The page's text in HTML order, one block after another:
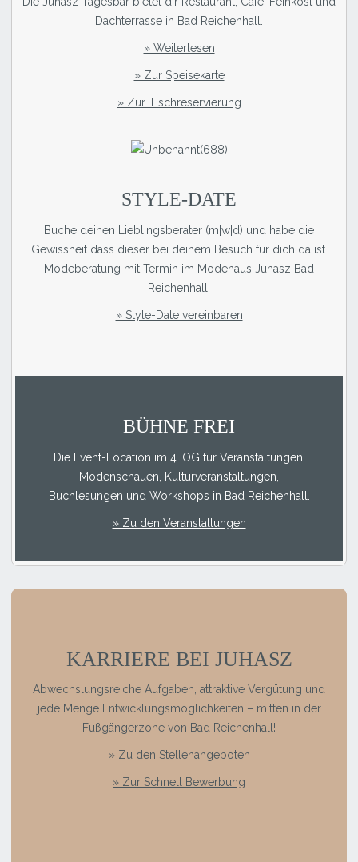
Dachterrasse in Bad Reichenhall.
» Weiterlesen
» Zur Speisekarte
» Zur Tischreservierung
STYLE-DATE
Buche deinen Lieblingsberater (m|w|d) und habe die
Gewissheit dass dieser bei deinem Besuch für dich da ist.
Modeberatung mit Termin im Modehaus Juhasz Bad
Reichenhall.
» Style-Date vereinbaren
BÜHNE FREI
Die Event-Location im 4. OG für Veranstaltungen,
Modenschauen, Kulturveranstaltungen,
Buchlesungen und Workshops in Bad Reichenhall.
» Zu den Veranstaltungen
KARRIERE BEI JUHASZ
Abwechslungsreiche Aufgaben, attraktive Vergütung und
jede Menge Entwicklungsmöglichkeiten – mitten in der
Fußgängerzone von Bad Reichenhall!
» Zu den Stellenangeboten
» Zur Schnell Bewerbung